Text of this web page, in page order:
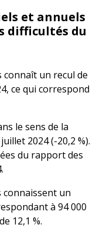
et annuels
difficultés du
connaît un recul de
ce qui correspond
le sens de la
2024 (-20,2 %).
du rapport des
connaissent un
à 94 000
12,1 %.